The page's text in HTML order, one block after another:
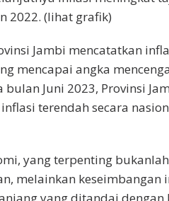
2022. (lihat grafik)
Jambi mencatatkan
mencapai angka
bulan Juni 2023, Provinsi
terendah secara
yang terpenting
melainkan keseimbangan